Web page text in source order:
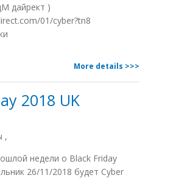
дайрект )
01/cyber?tn8
More details >>>
2018 UK
,
недели о Black Friday
26/11/2018 будет Cyber